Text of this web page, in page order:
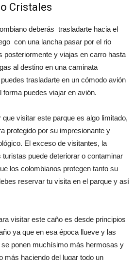
Cristales
deberás trasladarte hacia el
con una lancha pasar por el rio
posteriormente y viajas en carro hasta
al destino en una caminata
puedes trasladarte en un cómodo avión
forma puedes viajar en avión.
visitar este parque es algo limitado,
protegido por su impresionante y
El exceso de visitantes, la
puede deteriorar o contaminar
los colombianos protegen tanto su
reservar tu visita en el parque y así
visitar este caño es desde principios
ya que en esa época llueve y las
se ponen muchísimo más hermosas y
más haciendo del lugar todo un